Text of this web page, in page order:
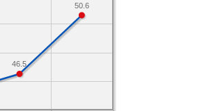
50.6
46.5